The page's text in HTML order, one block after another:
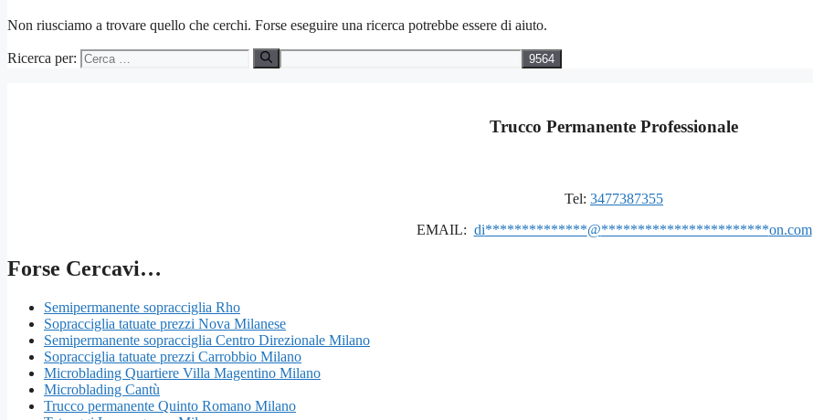
Non riusciamo a trovare quello che cerchi. Forse eseguire una ricerca potrebbe essere di aiuto.
Ricerca per:
Trucco Permanente Professionale
Tel: 3477387355
EMAIL: di**************@***********************on.com
Forse Cercavi…
Semipermanente sopracciglia Rho
Sopracciglia tatuate prezzi Nova Milanese
Semipermanente sopracciglia Centro Direzionale Milano
Sopracciglia tatuate prezzi Carrobbio Milano
Microblading Quartiere Villa Magentino Milano
Microblading Cantù
Trucco permanente Quinto Romano Milano